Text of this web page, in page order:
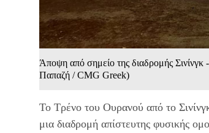
Άποψη από σημείο της διαδρομής
Παπαζή / CMG Greek)
Το Τρένο του Ουρανού από το
μια διαδρομή απίστευτης φυσικής